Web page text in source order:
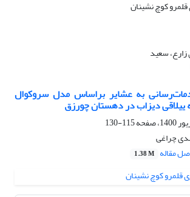
سعید
به عشایر براساس مدل سروکوال
ییلاقی دیزاب در دهستان چورزق
115-130
چراغی
مقاله 1.38 M